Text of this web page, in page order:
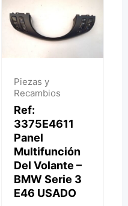
Piezas y
Recambios
Ref:
3375E4611
Panel
Multifunción
Del Volante –
BMW Serie 3
E46 USADO